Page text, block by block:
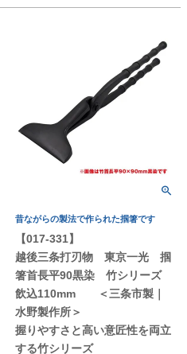
昔ながらの製法で作られた掴箸です
【017-331】
越後三条打刃物 東京一光 掴
箸首長平90黒染 竹シリーズ
飲込110mm ＜三条市製｜
水野製作所＞
握りやすさと高い意匠性を両立
する竹シリーズ